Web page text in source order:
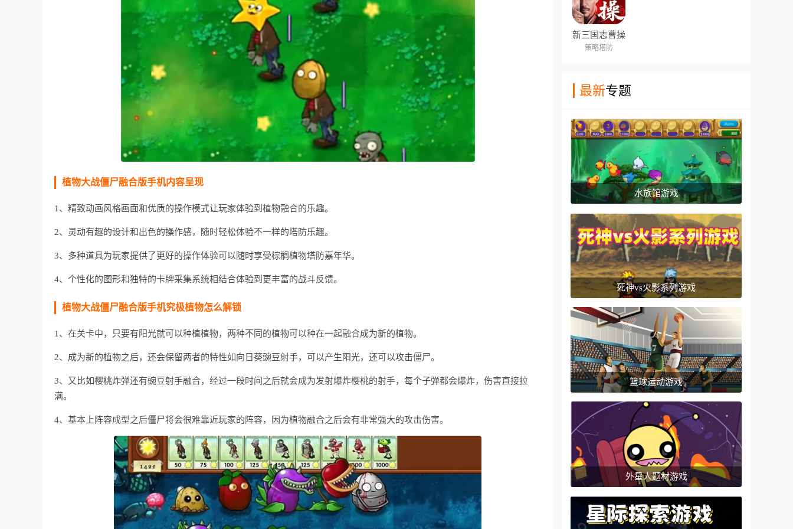
植物大战僵尸融合版手机内容呈现
1、精致动画风格画面和优质的操作模式让玩家体验到植物融合的乐趣。
2、灵动有趣的设计和出色的操作感，随时轻松体验不一样的塔防乐趣。
3、多种道具为玩家提供了更好的操作体验可以随时享受棕榈植物塔防嘉年华。
4、个性化的图形和独特的卡牌采集系统相结合体验到更丰富的战斗反馈。
植物大战僵尸融合版手机究极植物怎么解锁
1、在关卡中，只要有阳光就可以种植植物，两种不同的植物可以种在一起融合成为新的植物。
2、成为新的植物之后，还会保留两者的特性如向日葵豌豆射手，可以产生阳光，还可以攻击僵尸。
3、又比如樱桃炸弹还有豌豆射手融合，经过一段时间之后就会成为发射爆炸樱桃的射手，每个子弹都会爆炸，伤害直接拉
满。
4、基本上阵容成型之后僵尸将会很难靠近玩家的阵容，因为植物融合之后会有非常强大的攻击伤害。
新三国志曹操
传
策略塔防
最新专题
水族馆游戏
死神vs火影系列游戏
篮球运动游戏
外星人题材游戏